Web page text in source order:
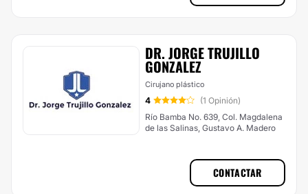
DR. JORGE TRUJILLO
GONZALEZ
Cirujano plástico
4
(1 Opinión)
Río Bamba No. 639, Col. Magdalena
de las Salinas, Gustavo A. Madero
CONTACTAR